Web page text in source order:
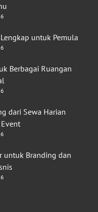
untuk Pemula
Berbagai Ruangan
dari Sewa Harian
untuk Branding dan